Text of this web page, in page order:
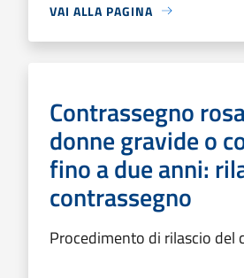
VAI ALLA PAGINA
Contrassegno
donne gravide o
fino a due anni:
contrassegno
Procedimento di rilascio del